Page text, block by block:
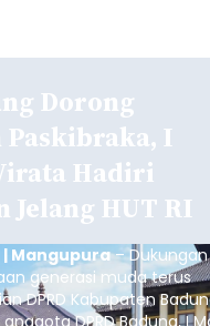
Dorong
Paskibraka, I
Hadiri
Jelang HUT RI
Mangupura– Dukungan
generasi muda terus
DPRD Kabupaten